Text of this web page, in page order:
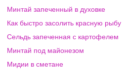
Минтай запеченный в духовке
Как быстро засолить красную рыбу
Сельдь запеченная с картофелем
Минтай под майонезом
Мидии в сметане